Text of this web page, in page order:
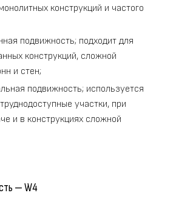
конструкций и частого
подвижность; подходит для
конструкций, сложной
и стен;
подвижность; используется
участки, при
и в конструкциях сложной
— W4